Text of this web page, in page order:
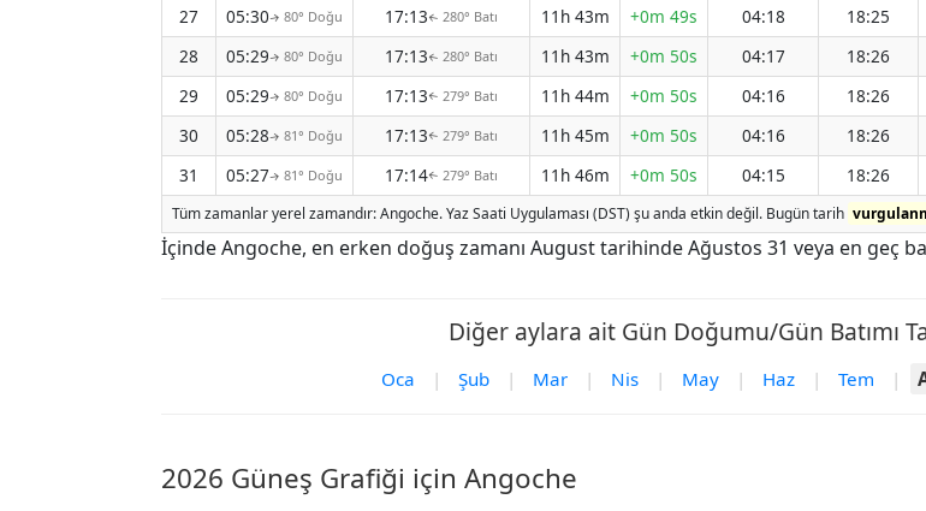
27
05:30↑ 80° Doğu 17:13↑ 280° Batı 11h 43m +0m 49s 04:18 18:25
28
05:29↑ 80° Doğu 17:13↑ 280° Batı 11h 43m +0m 50s 04:17 18:26
29
05:29↑ 80° Doğu 17:13↑ 279° Batı 11h 44m +0m 50s 04:16 18:26
30
05:28↑ 81° Doğu 17:13↑ 279° Batı 11h 45m +0m 50s 04:16 18:26
31
05:27↑ 81° Doğu 17:14↑ 279° Batı 11h 46m +0m 50s 04:15 18:26
Tüm zamanlar yerel zamandır: Angoche. Yaz Saati Uygulaması (DST) şu anda etkin değil. Bugün tarih
İçinde Angoche, en erken doğuş zamanı August tarihinde Ağustos 31 veya en geç
Diğer aylara ait Gün Doğumu/Gün Batımı
Oca | Şub | Mar | Nis | May | Haz | Tem |
2026 Güneş Grafiği için Angoche